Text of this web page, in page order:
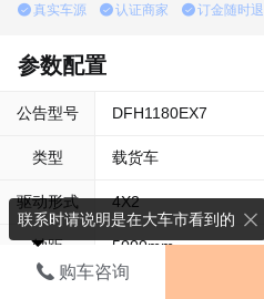
真实车源 认证商家 订金随时退
参数配置
公告型号 DFH1180EX7
类型 载货车
驱动形式 4X2
轴距 5000mm
联系时请说明是在大车市看到的
购车咨询